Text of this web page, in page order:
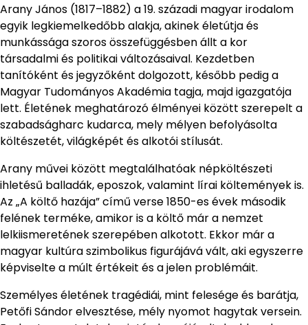
Arany János (1817–1882) a 19. századi magyar irodalom
egyik legkiemelkedőbb alakja, akinek életútja és
munkássága szoros összefüggésben állt a kor
társadalmi és politikai változásaival. Kezdetben
tanítóként és jegyzőként dolgozott, később pedig a
Magyar Tudományos Akadémia tagja, majd igazgatója
lett. Életének meghatározó élményei között szerepelt a
szabadságharc kudarca, mely mélyen befolyásolta
költészetét, világképét és alkotói stílusát.
Arany művei között megtalálhatóak népköltészeti
ihletésű balladák, eposzok, valamint lírai költemények is.
Az „A költő hazája” című verse 1850-es évek második
felének terméke, amikor is a költő már a nemzet
lelkiismeretének szerepében alkotott. Ekkor már a
magyar kultúra szimbolikus figurájává vált, aki egyszerre
képviselte a múlt értékeit és a jelen problémáit.
Személyes életének tragédiái, mint felesége és barátja,
Petőfi Sándor elvesztése, mély nyomot hagytak versein.